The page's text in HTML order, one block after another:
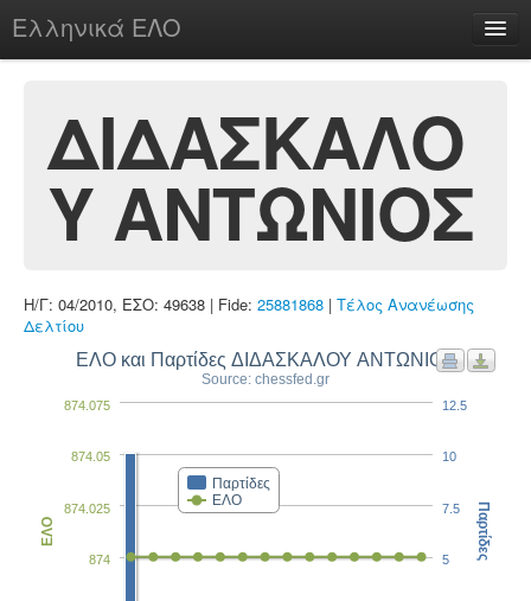
Ελληνικά ΕΛΟ
chesstu.be @ discord
ΔΙΔΑΣΚΑΛΟ
Υ ΑΝΤΩΝΙΟΣ
Η/Γ: 04/2010, ΕΣΟ: 49638 | Fide: 25881868 | Τέλος Ανανέωσης
Δελτίου
ΕΛΟ και Παρτίδες ΔΙΔΑΣΚΑΛΟΥ ΑΝΤΩΝΙΟΣ
Source: chessfed.gr
Παρτίδες
ΕΛΟ
874
874.025
874.05
874.075
ΕΛΟ
5
7.5
10
12.5
Παρτίδες